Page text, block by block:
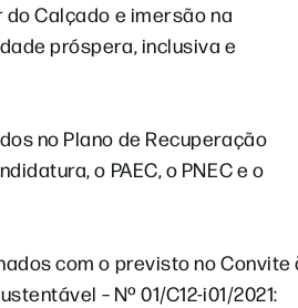
Calçado e imersão na
próspera, inclusiva e
no Plano de Recuperação
o PAEC, o PNEC e o
com o previsto no Convite
– Nº 01/C12-i01/2021: